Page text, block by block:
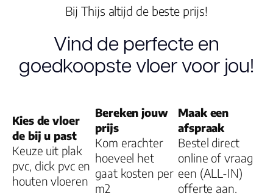
Slijtlaag (mm)
geschikt
Bij Thijs altijd de beste prijs!
Vind de perfecte en
goedkoopste vloer voor jou!
Kies de vloer
de bij u past
Keuze uit plak
pvc, click pvc en
houten vloeren
Bereken jouw
prijs
Kom erachter
hoeveel het
gaat kosten per
m2
Maak een
afspraak
Bestel direct
online of vraag
een (ALL-IN)
offerte aan.